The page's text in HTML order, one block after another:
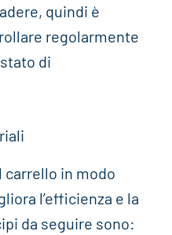
quindi è
regolarmente
di
carrello in modo
l’efficienza e la
da seguire sono: